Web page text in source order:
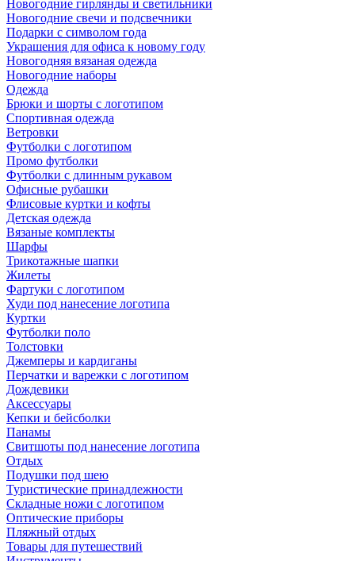
Новогодние гирлянды и светильники
Новогодние свечи и подсвечники
Подарки с символом года
Украшения для офиса к новому году
Новогодняя вязаная одежда
Новогодние наборы
Одежда
Брюки и шорты с логотипом
Спортивная одежда
Ветровки
Футболки с логотипом
Промо футболки
Футболки с длинным рукавом
Офисные рубашки
Флисовые куртки и кофты
Детская одежда
Вязаные комплекты
Шарфы
Трикотажные шапки
Жилеты
Фартуки с логотипом
Худи под нанесение логотипа
Куртки
Футболки поло
Толстовки
Джемперы и кардиганы
Перчатки и варежки с логотипом
Дождевики
Аксессуары
Кепки и бейсболки
Панамы
Свитшоты под нанесение логотипа
Отдых
Подушки под шею
Туристические принадлежности
Складные ножи с логотипом
Оптические приборы
Пляжный отдых
Товары для путешествий